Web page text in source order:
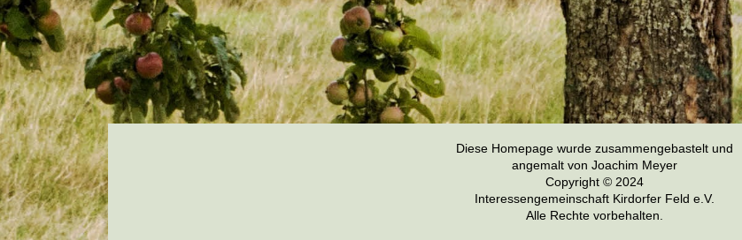
Diese Homepage wurde zusammengebastelt und
angemalt von Joachim Meyer
Copyright © 2024
Interessengemeinschaft Kirdorfer Feld e.V.
Alle Rechte vorbehalten.